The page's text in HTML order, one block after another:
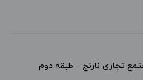
تجاری نارنج – طبقه دوم